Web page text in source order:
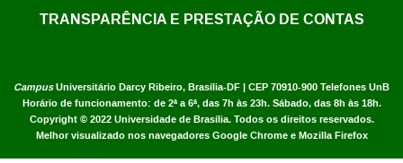
CampusUniversitário Darcy Ribeiro, Brasília-DF | CEP 70910-900 Telefones UnB
Horário de funcionamento: de 2ª a 6ª, das 7h às 23h. Sábado, das 8h às 18h.
Copyright © 2022 Universidade de Brasília. Todos os direitos reservados.
Melhor visualizado nos navegadores Google Chrome e Mozilla Firefox
TRANSPARÊNCIA E PRESTAÇÃO DE CONTAS